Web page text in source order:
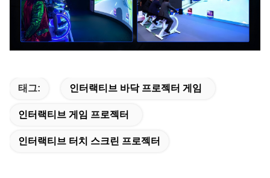
태그: 인터랙티브 바닥 프로젝터 게임
인터랙티브 게임 프로젝터
인터랙티브 터치 스크린 프로젝터